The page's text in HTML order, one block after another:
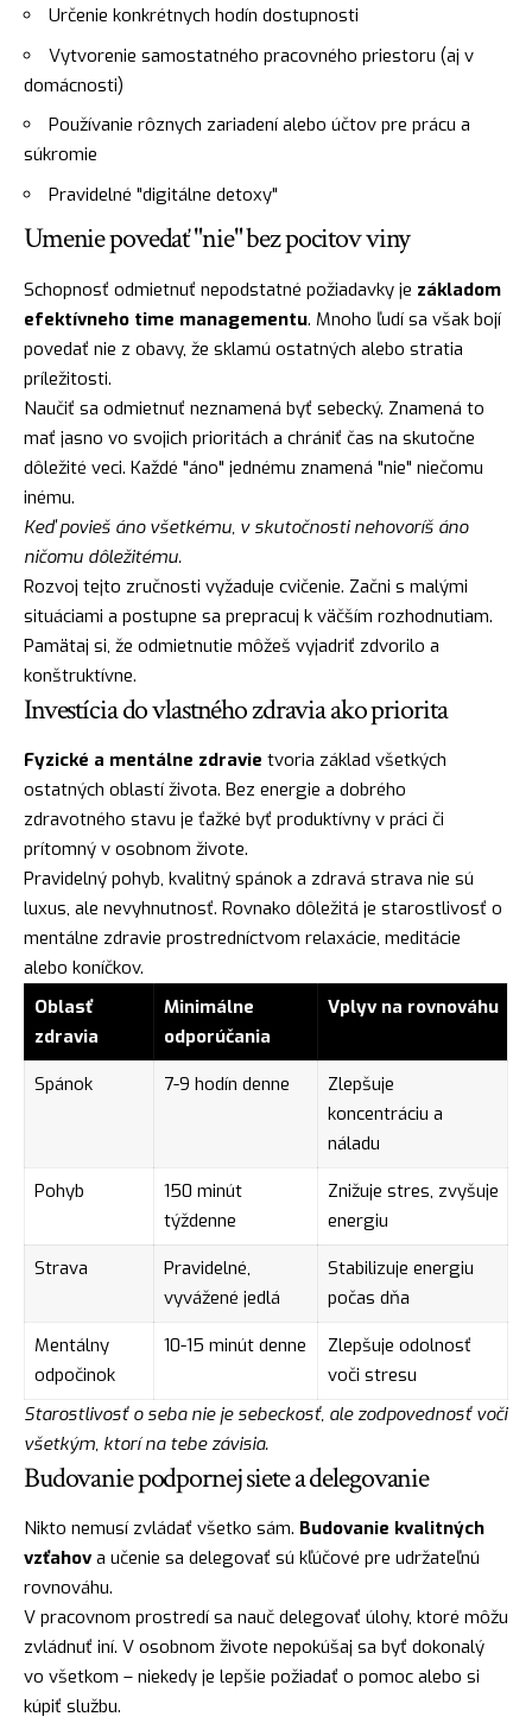
Určenie konkrétnych hodín dostupnosti
Vytvorenie samostatného pracovného priestoru (aj v
domácnosti)
Používanie rôznych zariadení alebo účtov pre prácu a
súkromie
Pravidelné "digitálne detoxy"
Umenie povedať "nie" bez pocitov viny
Schopnosť odmietnuť nepodstatné požiadavky je základom
efektívneho time managementu. Mnoho ľudí sa však bojí
povedať nie z obavy, že sklamú ostatných alebo stratia
príležitosti.
Naučiť sa odmietnuť neznamená byť sebecký. Znamená to
mať jasno vo svojich prioritách a chrániť čas na skutočne
dôležité veci. Každé "áno" jednému znamená "nie" niečomu
inému.
Keď povieš áno všetkému, v skutočnosti nehovoríš áno
ničomu dôležitému.
Rozvoj tejto zručnosti vyžaduje cvičenie. Začni s malými
situáciami a postupne sa prepracuj k väčším rozhodnutiam.
Pamätaj si, že odmietnutie môžeš vyjadriť zdvorilo a
konštruktívne.
Investícia do vlastného zdravia ako priorita
Fyzické a mentálne zdravie tvoria základ všetkých
ostatných oblastí života. Bez energie a dobrého
zdravotného stavu je ťažké byť produktívny v práci či
prítomný v osobnom živote.
Pravidelný pohyb, kvalitný spánok a zdravá strava nie sú
luxus, ale nevyhnutnosť. Rovnako dôležitá je starostlivosť o
mentálne zdravie prostredníctvom relaxácie, meditácie
alebo koníčkov.
Oblasť
zdravia
Minimálne
odporúčania
Vplyv na rovnováhu
Spánok 7-9 hodín denne
Zlepšuje
koncentráciu a
náladu
Pohyb
150 minút
týždenne
Znižuje stres, zvyšuje
energiu
Strava
Pravidelné,
vyvážené jedlá
Stabilizuje energiu
počas dňa
Mentálny
odpočinok
10-15 minút denne
Zlepšuje odolnosť
voči stresu
Starostlivosť o seba nie je sebeckosť, ale zodpovednosť voči
všetkým, ktorí na tebe závisia.
Budovanie podpornej siete a delegovanie
Nikto nemusí zvládať všetko sám. Budovanie kvalitných
vzťahova učenie sa delegovať sú kľúčové pre udržateľnú
rovnováhu.
V pracovnom prostredí sa nauč delegovať úlohy, ktoré môžu
zvládnuť iní. V osobnom živote nepokúšaj sa byť dokonalý
vo všetkom – niekedy je lepšie požiadať o pomoc alebo si
kúpiť službu.